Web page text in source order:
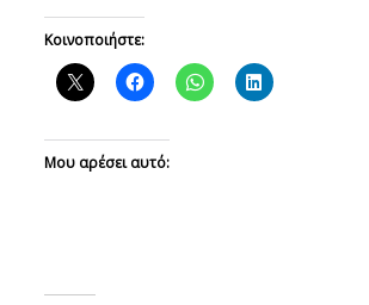
Κοινοποιήστε:
Μου αρέσει αυτό: